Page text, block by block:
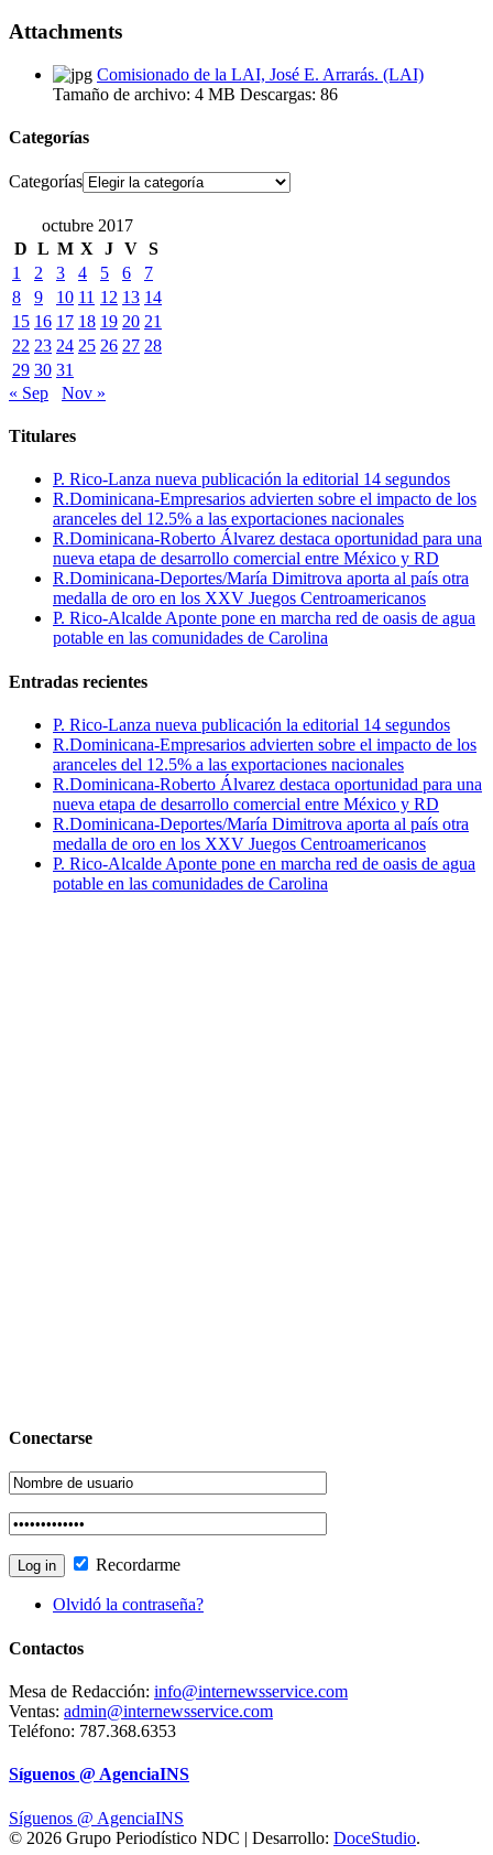
Attachments
Comisionado de la LAI, José E. Arrarás. (LAI)
Tamaño de archivo: 4 MB Descargas: 86
Categorías
Categorías
octubre 2017
D L M X J V S
1
2 3 4 5 6
7
8
9 10 11 12 13 14
15 16 17 18 19 20 21
22 23 24 25 26 27 28
29 30 31
« Sep
Nov »
Titulares
P. Rico-Lanza nueva publicación la editorial 14 segundos
R.Dominicana-Empresarios advierten sobre el impacto de los
aranceles del 12.5% a las exportaciones nacionales
R.Dominicana-Roberto Álvarez destaca oportunidad para una
nueva etapa de desarrollo comercial entre México y RD
R.Dominicana-Deportes/María Dimitrova aporta al país otra
medalla de oro en los XXV Juegos Centroamericanos
P. Rico-Alcalde Aponte pone en marcha red de oasis de agua
potable en las comunidades de Carolina
Entradas recientes
P. Rico-Lanza nueva publicación la editorial 14 segundos
R.Dominicana-Empresarios advierten sobre el impacto de los
aranceles del 12.5% a las exportaciones nacionales
R.Dominicana-Roberto Álvarez destaca oportunidad para una
nueva etapa de desarrollo comercial entre México y RD
R.Dominicana-Deportes/María Dimitrova aporta al país otra
medalla de oro en los XXV Juegos Centroamericanos
P. Rico-Alcalde Aponte pone en marcha red de oasis de agua
potable en las comunidades de Carolina
Conectarse
Recordarme
Olvidó la contraseña?
Contactos
Mesa de Redacción: info@internewsservice.com
Ventas: admin@internewsservice.com
Teléfono: 787.368.6353
Síguenos @ AgenciaINS
Síguenos @ AgenciaINS
© 2026 Grupo Periodístico NDC | Desarrollo: DoceStudio.